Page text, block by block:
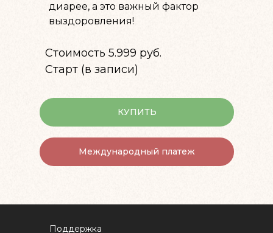
диарее, а это важный фактор
выздоровления!
Стоимость 5.999 руб.
Старт (в записи)
Международный платеж
КУПИТЬ
Поддержка